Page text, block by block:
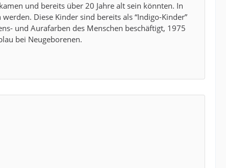
und bereits über 20 Jahre alt sein könnten. In
Diese Kinder sind bereits als “Indigo-Kinder”
und Aurafarben des Menschen beschäftigt, 1975
bei Neugeborenen.